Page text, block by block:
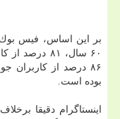
بوده است.
اینستاگرام دقیقا